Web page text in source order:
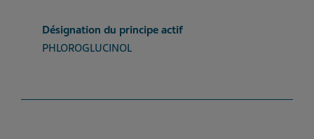
Désignation du principe actif
PHLOROGLUCINOL